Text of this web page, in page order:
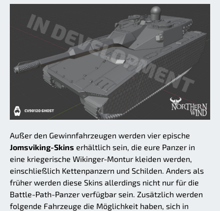
Außer den Gewinnfahrzeugen werden vier epische
Jomsviking-Skins erhältlich sein, die eure Panzer in
eine kriegerische Wikinger-Montur kleiden werden,
einschließlich Kettenpanzern und Schilden. Anders als
früher werden diese Skins allerdings nicht nur für die
Battle-Path-Panzer verfügbar sein. Zusätzlich werden
folgende Fahrzeuge die Möglichkeit haben, sich in